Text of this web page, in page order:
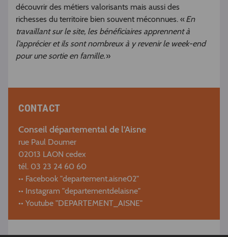
découvrir des métiers valorisants mais aussi des
richesses du territoire bien souvent méconnues. «En
travaillant sur le site, les bénéficiaires apprennent à
l’apprécier et ils sont nombreux à y revenir le week-end
pour une sortie en famille.»
CONTACT
Conseil départemental de l'Aisne
rue Paul Doumer
02013 LAON cedex
tél. 03 23 24 60 60
•• Facebook "departement.aisne02"
•• Instagram "departementdelaisne"
•• Youtube "DEPARTEMENT_AISNE"